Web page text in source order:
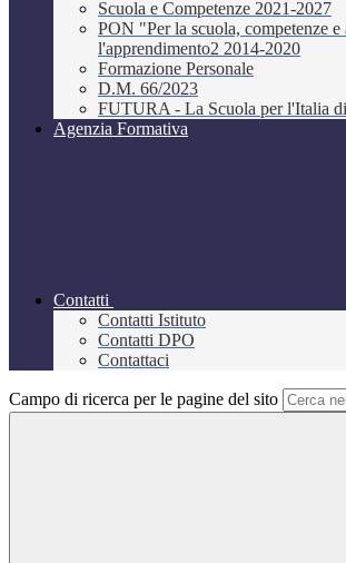
Scuola e Competenze 2021-2027
PON "Per la scuola, competenze e
l'apprendimento2 2014-2020
Formazione Personale
D.M. 66/2023
FUTURA - La Scuola per l'Italia
Agenzia Formativa
Contatti
Contatti Istituto
Contatti DPO
Contattaci
Campo di ricerca per le pagine del sito